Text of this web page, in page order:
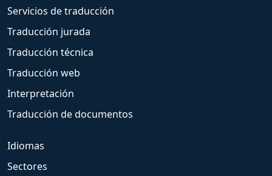
Servicios de traducción
Traducción jurada
Traducción técnica
Traducción web
Interpretación
Traducción de documentos
Idiomas
Sectores